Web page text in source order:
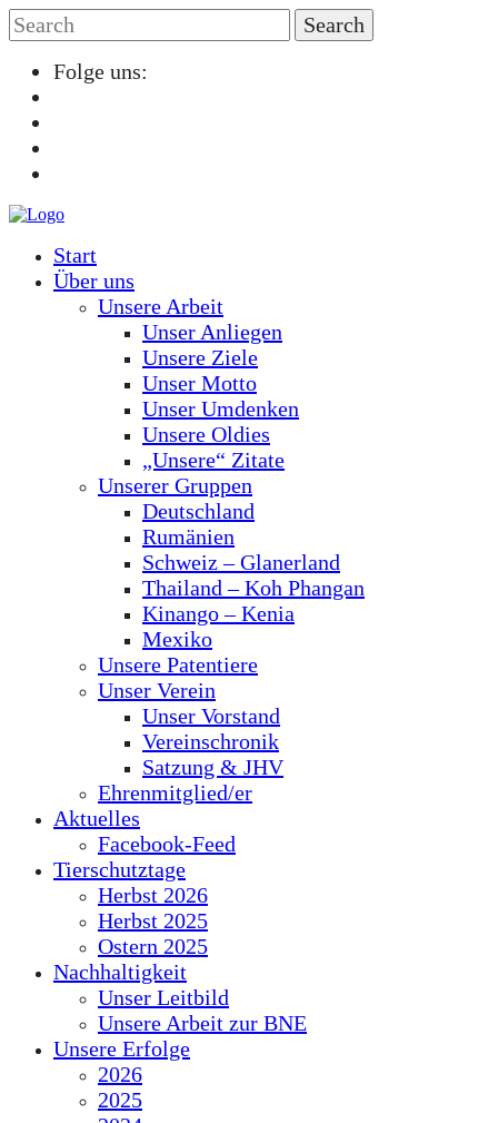
Folge uns:
Start
Über uns
Unsere Arbeit
Unser Anliegen
Unsere Ziele
Unser Motto
Unser Umdenken
Unsere Oldies
„Unsere“ Zitate
Unserer Gruppen
Deutschland
Rumänien
Schweiz – Glanerland
Thailand – Koh Phangan
Kinango – Kenia
Mexiko
Unsere Patentiere
Unser Verein
Unser Vorstand
Vereinschronik
Satzung & JHV
Ehrenmitglied/er
Aktuelles
Facebook-Feed
Tierschutztage
Herbst 2026
Herbst 2025
Ostern 2025
Nachhaltigkeit
Unser Leitbild
Unsere Arbeit zur BNE
Unsere Erfolge
2026
2025